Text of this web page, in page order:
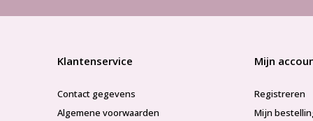
Klantenservice
Contact gegevens
Algemene voorwaarden
Mijn
Registreren
Mijn